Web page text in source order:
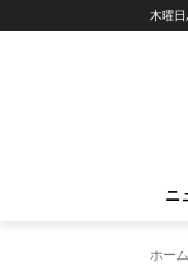
木曜
ニ
ホーム